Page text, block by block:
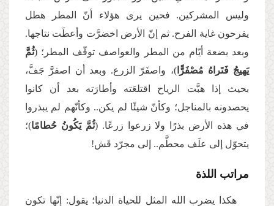
وليس المشركين. فحين يرى هؤلاء أنّ المطر هطل
يفرحون غاية الفرح. ثم إنّ الأرض اخضرَّت وأعطَت نتاجها.
وبعد بضعة أيّام من المطر والعواصف توقّف المطر؛ (ثُمَّ
يَهيجُ فَتَراهُ مُصْفَرًّا)، واصفَرّ الزرع. وبعد أن اصفرَّ جَفَّ،
بحيث إذا هبَّت الرياح اقتلعَته وأطارَته بعد أن كانوا
يحصدونه بالمناجل؛ وكأنّ شيئًا لم يكن.. وكأنّهم لم يبذروا
في هذه الأرض بذرًا ولا زرعوا زرعًا. (ثُمَّ يَكُونُ حُطامًا)؛
يتحوّل إلى علَف محطَّم.. إلى مجرّد قَش!
مراتب اللذة
هكذا يضرب الله المثل للحياة الدنيا؛ يقول: إنّها تكون